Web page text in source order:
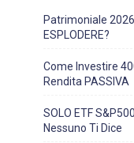
Patrimoniale
ESPLODERE?
Come Investire
Rendita PASSIVA
SOLO ETF
Nessuno Ti Dice